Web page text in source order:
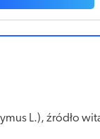
L.), źródło